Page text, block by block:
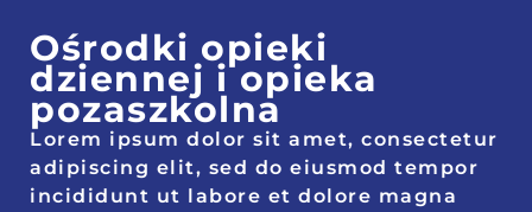
Ośrodki opieki
dziennej i opieka
pozaszkolna
Lorem ipsum dolor sit amet, consectetur
adipiscing elit, sed do eiusmod tempor
incididunt ut labore et dolore magna